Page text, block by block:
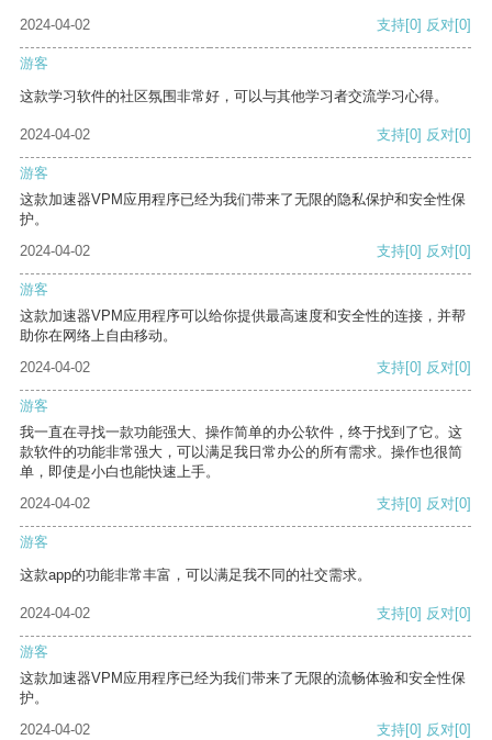
2024-04-02 支持[0] 反对[0]
游客
这款学习软件的社区氛围非常好，可以与其他学习者交流学习心得。
2024-04-02 支持[0] 反对[0]
游客
这款加速器VPM应用程序已经为我们带来了无限的隐私保护和安全性保
护。
2024-04-02
支持[0] 反对[0]
游客
这款加速器VPM应用程序可以给你提供最高速度和安全性的连接，并帮
助你在网络上自由移动。
2024-04-02
支持[0] 反对[0]
游客
我一直在寻找一款功能强大、操作简单的办公软件，终于找到了它。这
款软件的功能非常强大，可以满足我日常办公的所有需求。操作也很简
单，即使是小白也能快速上手。
2024-04-02
支持[0] 反对[0]
游客
这款app的功能非常丰富，可以满足我不同的社交需求。
2024-04-02 支持[0] 反对[0]
游客
这款加速器VPM应用程序已经为我们带来了无限的流畅体验和安全性保
护。
2024-04-02
支持[0] 反对[0]